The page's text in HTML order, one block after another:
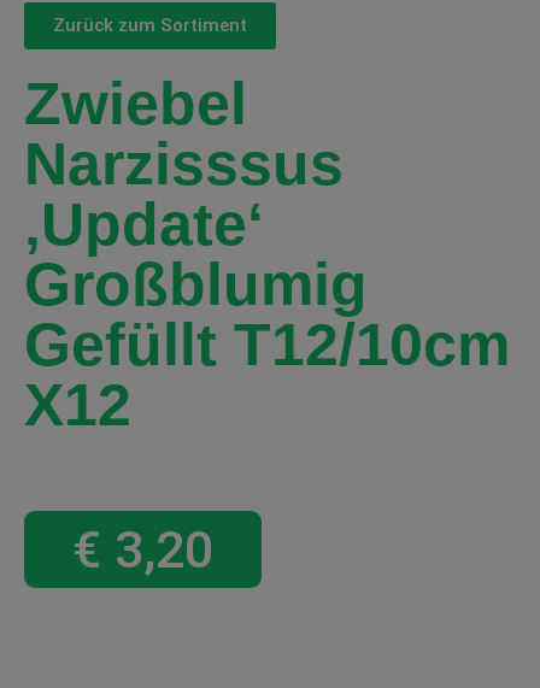
Zurück zum Sortiment
Zwiebel
Narzisssus
‚Update‘
Großblumig
Gefüllt T12/10cm
X12
€ 3,20